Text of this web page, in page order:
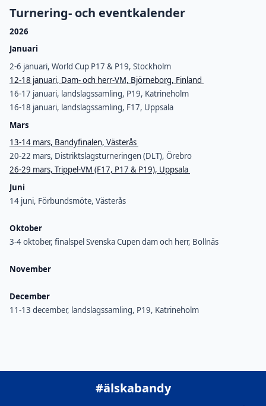
Turnering- och eventkalender
2026
Januari
2-6 januari, World Cup P17 & P19, Stockholm
12-18 januari, Dam- och herr-VM, Björneborg, Finland
16-17 januari, landslagssamling, P19, Katrineholm
16-18 januari, landslagssamling, F17, Uppsala
Mars
13-14 mars, Bandyfinalen, Västerås
20-22 mars, Distriktslagsturneringen (DLT), Örebro
26-29 mars, Trippel-VM (F17, P17 & P19), Uppsala
Juni
14 juni, Förbundsmöte, Västerås
Oktober
3-4 oktober, finalspel Svenska Cupen dam och herr, Bollnäs
November
December
11-13 december, landslagssamling, P19, Katrineholm
#älskabandy